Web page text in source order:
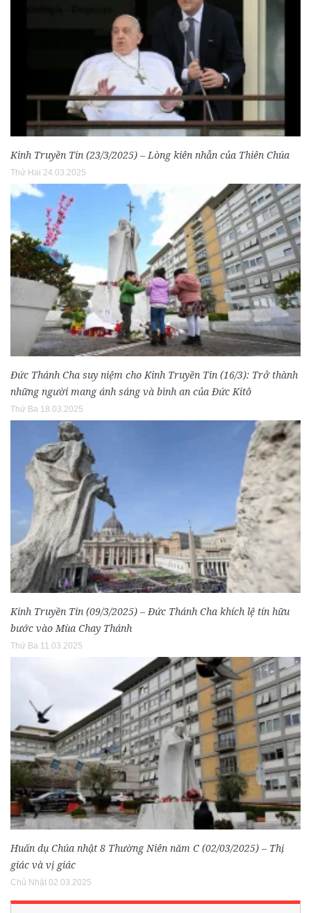
Kinh Truyền Tin (23/3/2025) – Lòng kiên nhẫn của Thiên Chúa
Thứ Hai 24.03.2025
Đức Thánh Cha suy niệm cho Kinh Truyền Tin (16/3): Trở thành
những người mang ánh sáng và bình an của Đức Kitô
Thứ Ba 18.03.2025
Kinh Truyền Tin (09/3/2025) – Đức Thánh Cha khích lệ tín hữu
bước vào Mùa Chay Thánh
Thứ Ba 11.03.2025
Huấn dụ Chúa nhật 8 Thường Niên năm C (02/03/2025) – Thị
giác và vị giác
Chủ Nhật 02.03.2025